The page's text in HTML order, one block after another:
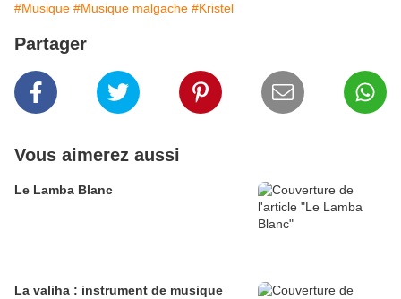
#Musique #Musique malgache #Kristel
Partager
Vous aimerez aussi
Le Lamba Blanc
La valiha : instrument de musique